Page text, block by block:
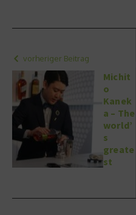
vorheriger Beitrag
Michit
o
Kanek
a – The
world’
s
greate
st